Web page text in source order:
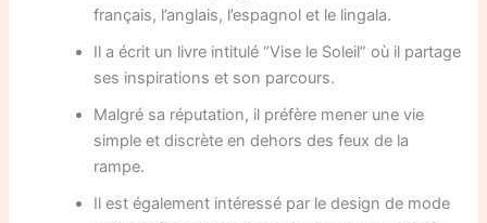
français, l’anglais, l’espagnol et le lingala.
Il a écrit un livre intitulé “Vise le Soleil” où il partage
ses inspirations et son parcours.
Malgré sa réputation, il préfère mener une vie
simple et discrète en dehors des feux de la
rampe.
Il est également intéressé par le design de mode